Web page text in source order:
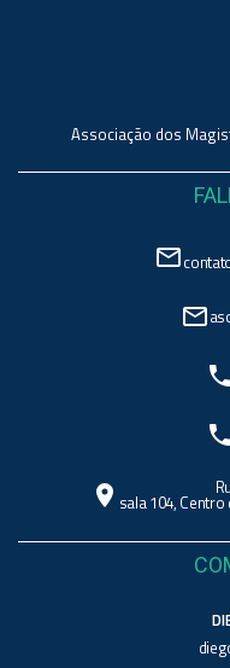
Associação dos
mail_outline
mail_outline
phone
phone
location_on sala 104, Centro